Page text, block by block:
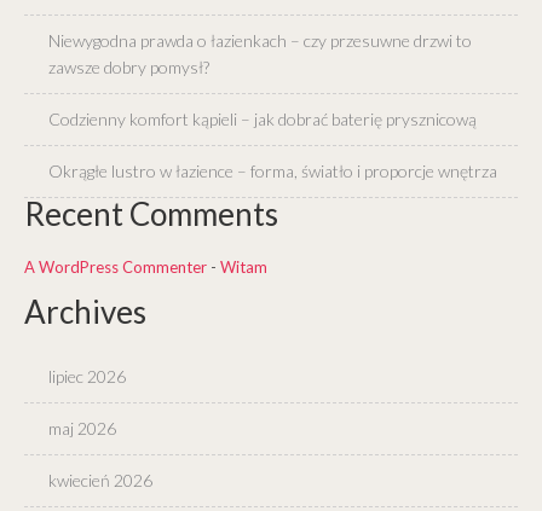
Niewygodna prawda o łazienkach – czy przesuwne drzwi to
zawsze dobry pomysł?
Codzienny komfort kąpieli – jak dobrać baterię prysznicową
Okrągłe lustro w łazience – forma, światło i proporcje wnętrza
Recent Comments
A WordPress Commenter - Witam
Archives
lipiec 2026
maj 2026
kwiecień 2026